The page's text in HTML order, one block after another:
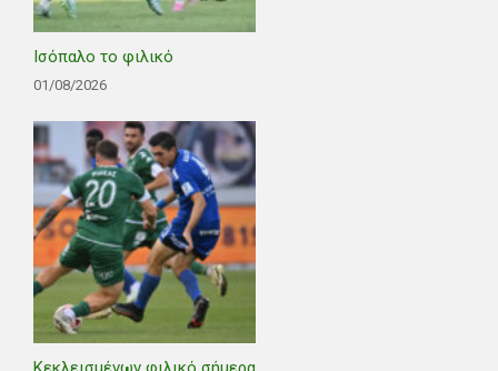
Ισόπαλο το φιλικό
01/08/2026